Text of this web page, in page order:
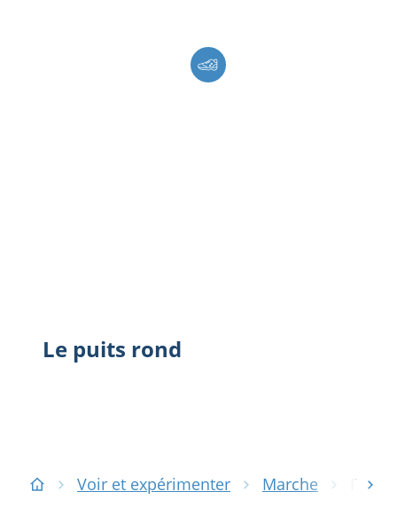
Le puits rond
Page d'accueil
Voir et expérimenter Marche